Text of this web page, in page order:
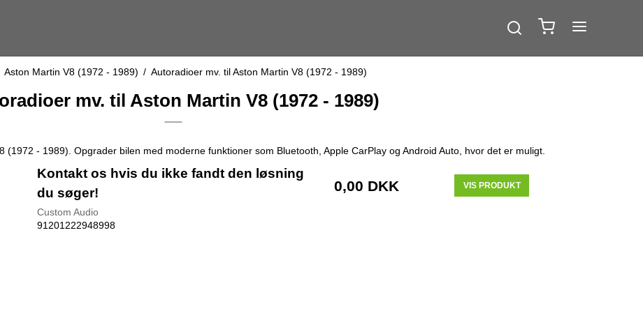
Aston Martin V8 (1972 - 1989) / Autoradioer mv. til Aston Martin V8 (1972 - 1989)
mv. til Aston Martin V8 (1972 - 1989)
- 1989). Opgrader bilen med moderne funktioner som Bluetooth, Apple CarPlay og Android Auto, hvor det er muligt.
Kontakt os hvis du ikke fandt den løsning
du søger!
Custom Audio
91201222948998
0,00 DKK VIS PRODUKT